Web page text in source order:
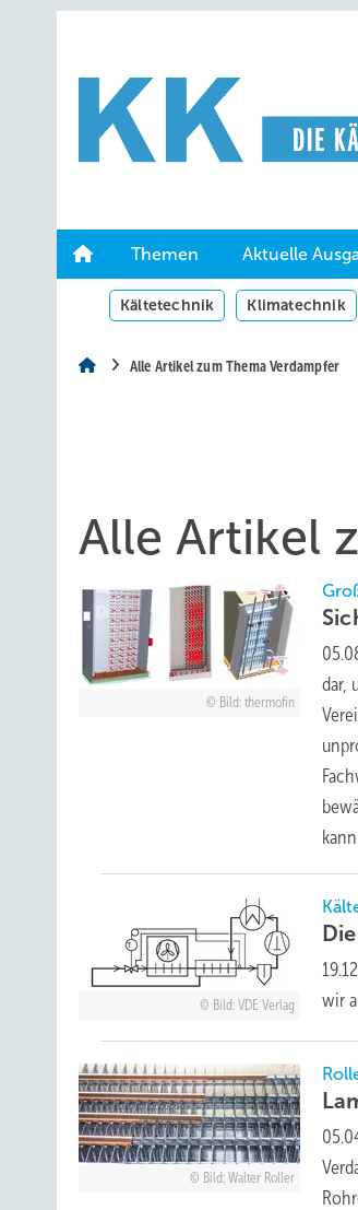
Hauptinhalt
Hauptmenü
Themen Aktuelle
Kältetechnik Klimatechnik
Alle Artikel zum Thema Verdampfer
Alle Artikel
Bild: thermofin
dar,
Bild: VDE Verlag
Die
wir
Bild: Walter Roller